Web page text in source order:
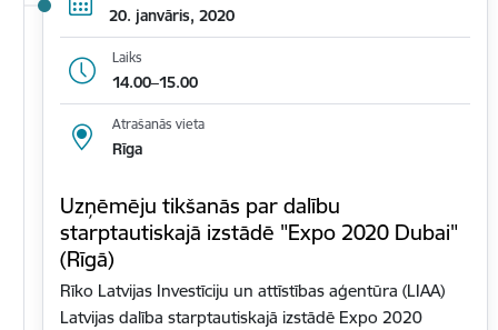
20. janvāris, 2020
Laiks
14.00–15.00
Atrašanās vieta
Rīga
Uzņēmēju tikšanās par dalību
starptautiskajā izstādē "Expo 2020 Dubai"
(Rīgā)
Rīko Latvijas Investīciju un attīstības aģentūra (LIAA)
Latvijas dalība starptautiskajā izstādē Expo 2020